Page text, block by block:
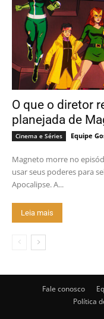
O que o diretor
planejada de
Cinema e Séries Equipe
Magneto morre no
usar seus poderes para
Apocalipse. A...
Leia mais
Fale conosco
Política